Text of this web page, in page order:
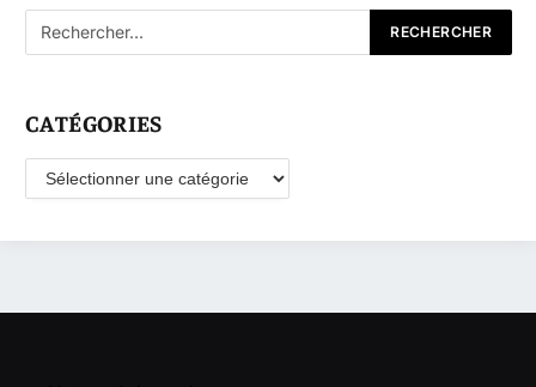
CATÉGORIES
Catégories